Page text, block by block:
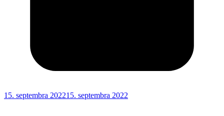
15. septembra 202215. septembra 2022